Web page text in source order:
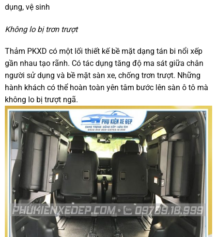
dụng, vệ sinh
Không lo bị trơn trượt
Thảm PKXD có một lối thiết kế bề mặt dạng tán bi nổi xếp
gần nhau tạo rãnh. Có tác dụng tăng độ ma sát giữa chân
người sử dụng và bề mặt sàn xe, chống trơn trượt. Những
hành khách có thể hoàn toàn yên tâm bước lên sàn ô tô mà
không lo bị trượt ngã.